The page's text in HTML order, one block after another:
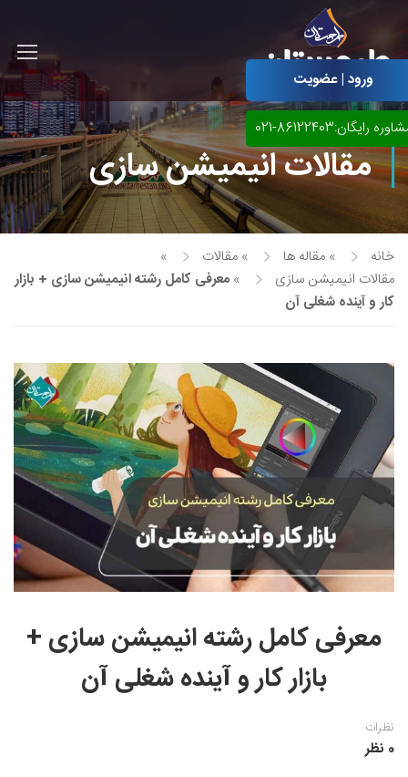
آموزش مجازی گرافیک
آموزش مجازی طراحی داخلی
نقاشی پاستل
نقاشی رنگ روغن
نقاشی آبرنگ
نقاشی کودک و نوجوان
طراحی سیاه قلم
نقاش مداد رنگی
نقاشی مینیاتور(نگارگری)
نقاشی تذهیب و گل و مرغ
خوشنویسی نستعلیق
خوشنویسی با خودکار
خط نقاشی
ورود | عضویت
رایگان:86122403-021
مقالات انیمیشن سازی
خانه » مقاله ها » مقالات
»
مقالات انیمیشن سازی
» معرفی کامل رشته انیمیشن سازی + بازار
کار و آینده شغلی آن
معرفی کامل رشته انیمیشن سازی +
بازار کار و آینده شغلی آن
نظرات
0 نظر